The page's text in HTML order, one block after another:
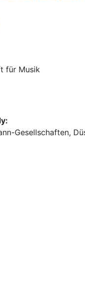
für Musik
Gesellschaften,